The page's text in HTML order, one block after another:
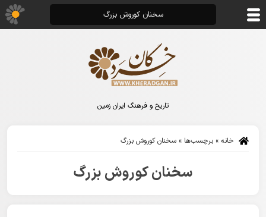
تاریخ و فرهنگ ایران زمین
خانه » برچسب‌ها » سخنان کوروش بزرگ
سخنان کوروش بزرگ
سخنان کوروش بزرگ